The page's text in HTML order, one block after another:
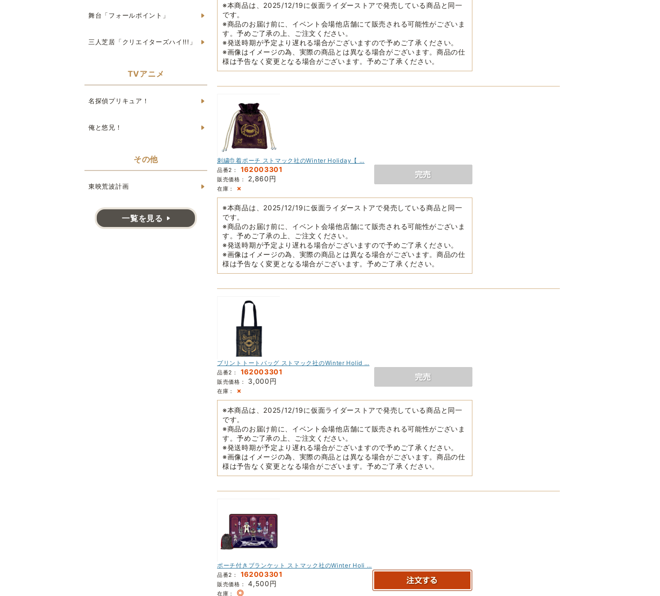
※本商品は、2025/12/19に仮面ライダーストアで発売している商品と同一
です。
※商品のお届け前に、イベント会場他店舗にて販売される可能性がございま
す。予めご了承の上、ご注文ください。
※発送時期が予定より遅れる場合がございますので予めご了承ください。
※画像はイメージの為、実際の商品とは異なる場合がございます。商品の仕
様は予告なく変更となる場合がございます。予めご了承ください。
刺繍巾着ポーチ ストマック社のWinter Holiday【 …
品番2： 162003301
販売価格： 2,860円
在庫： ×
※本商品は、2025/12/19に仮面ライダーストアで発売している商品と同一
です。
※商品のお届け前に、イベント会場他店舗にて販売される可能性がございま
す。予めご了承の上、ご注文ください。
※発送時期が予定より遅れる場合がございますので予めご了承ください。
※画像はイメージの為、実際の商品とは異なる場合がございます。商品の仕
様は予告なく変更となる場合がございます。予めご了承ください。
プリントトートバッグ ストマック社のWinter Holid …
品番2： 162003301
販売価格： 3,000円
在庫： ×
※本商品は、2025/12/19に仮面ライダーストアで発売している商品と同一
です。
※商品のお届け前に、イベント会場他店舗にて販売される可能性がございま
す。予めご了承の上、ご注文ください。
※発送時期が予定より遅れる場合がございますので予めご了承ください。
※画像はイメージの為、実際の商品とは異なる場合がございます。商品の仕
様は予告なく変更となる場合がございます。予めご了承ください。
ポーチ付きブランケット ストマック社のWinter Holi …
品番2： 162003301
販売価格： 4,500円
在庫： ◎
舞台「フォールポイント」
三人芝居「クリエイターズハイ!!!」
TVアニメ
名探偵プリキュア！
俺と悠兄！
その他
東映荒波計画
一覧を見る